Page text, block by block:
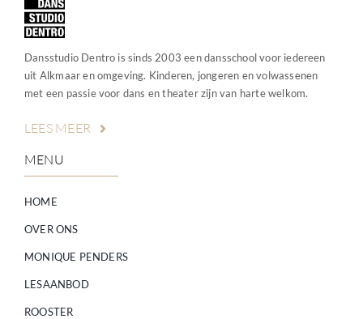
Dansstudio Dentro is sinds 2003 een dansschool voor iedereen
uit Alkmaar en omgeving. Kinderen, jongeren en volwassenen
met een passie voor dans en theater zijn van harte welkom.
LEES MEER
MENU
HOME
OVER ONS
MONIQUE PENDERS
LESAANBOD
ROOSTER